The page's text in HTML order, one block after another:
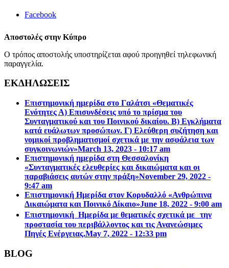
Facebook
Αποστολές στην Κύπρο
Ο τρόπος αποστολής υποστηρίζεται αφού προηγηθεί τηλεφωνική
παραγγελία.
ΕΚΔΗΛΩΣΕΙΣ
Επιστημονική ημερίδα στο Γαλάτσι «Θεματικές
Ενότητες Α) Επισυνδέσεις υπό το πρίσμα του
Συνταγματικού και του Ποινικού δικαίου. Β) Εγκλήματα
κατά ευάλωτων προσώπων. Γ) Ελεύθερη συζήτηση και
νομικοί προβληματισμοί σχετικά με την ασφάλεια των
συγκοινωνιών»March 13, 2023 - 10:17 am
Επιστηµονική ηµερίδα στη Θεσσαλονίκη
«Συνταγµατικές ελευθερίες και δικαιώµατα και οι
παραβιάσεις αυτών στην πράξη»November 29, 2022 -
9:47 am
Επιστημονική Ημερίδα στον Κορυδαλλό «Ανθρώπινα
Δικαιώματα και Ποινικό Δίκαιο»June 18, 2022 - 9:00 am
Επιστημονική Ημερίδα με θεματικές σχετικά με την
προστασία του περιβάλλοντος και τις Ανανεώσιμες
Πηγές Ενέργειας.May 7, 2022 - 12:33 pm
BLOG